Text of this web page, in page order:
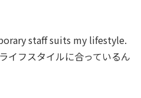
staff suits my lifestyle.
イフスタイルに合っているん